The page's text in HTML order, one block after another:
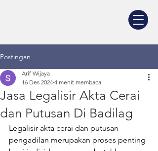
Postingan
Jasa Legalisir Akta Cerai
dan Putusan Di Badilag
Arif Wijaya
16 Des 2024 4 menit membaca
Legalisir akta cerai dan putusan
pengadilan merupakan proses penting